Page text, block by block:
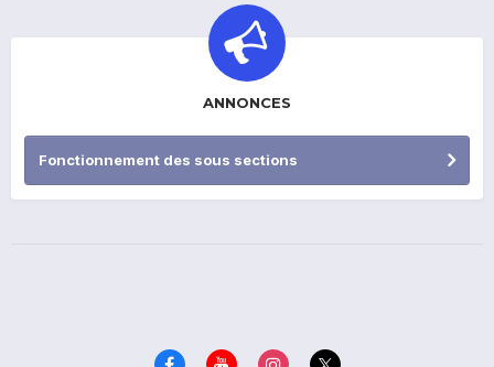
ANNONCES
Fonctionnement des sous sections